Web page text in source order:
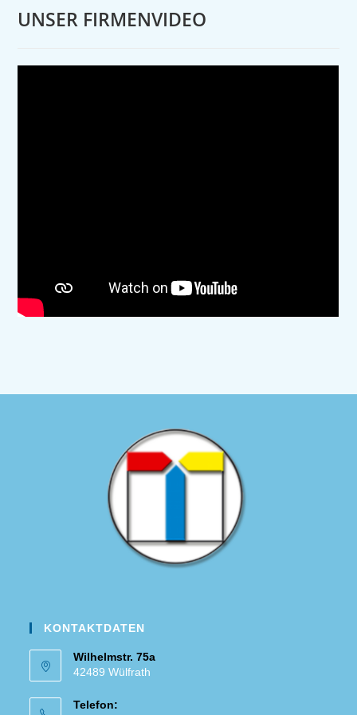
UNSER FIRMENVIDEO
KONTAKTDATEN
Wilhelmstr. 75a
42489 Wülfrath
Telefon: